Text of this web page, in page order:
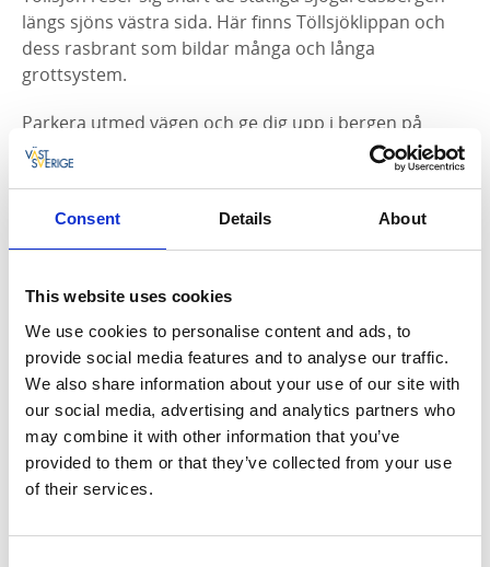
Consent Details About
This website uses cookies
We use cookies to personalise content and ads, to
provide social media features and to analyse our traffic.
We also share information about your use of our site with
our social media, advertising and analytics partners who
may combine it with other information that you’ve
provided to them or that they’ve collected from your use
of their services.
längs sjöns västra sida. Här finns Töllsjöklippan och
dess rasbrant som bildar många och långa
grottsystem.
Parkera utmed vägen och ge dig upp i bergen på
upptäcksfärd. Snett uppåt höger från parkeringen,
cirka 50 meter och en liten klättring (här finns ett rep
Grabba tag i det blå guidesnöret och följ det in bland
klippblocken. Det är långt, ibland trångt och alltid